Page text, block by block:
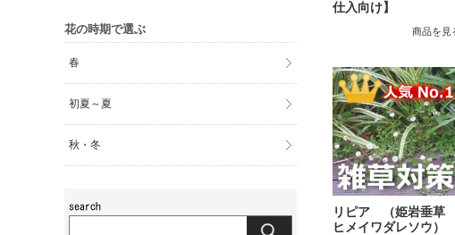
仕入向け】
商品を見
リピア （姫岩垂草
ヒメイワダレソウ）
花の時期で選ぶ
春
初夏～夏
秋・冬